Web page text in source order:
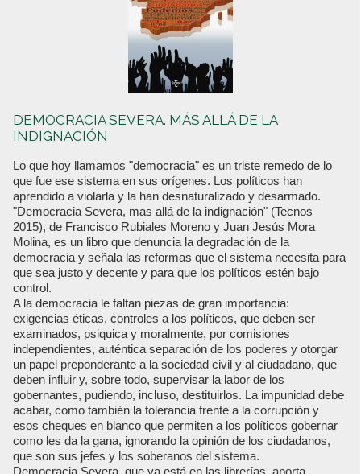
DEMOCRACIA SEVERA. MÁS ALLÁ DE LA
INDIGNACIÓN
Lo que hoy llamamos "democracia" es un triste remedo de lo
que fue ese sistema en sus orígenes. Los políticos han
aprendido a violarla y la han desnaturalizado y desarmado.
"Democracia Severa, mas allá de la indignación" (Tecnos
2015), de Francisco Rubiales Moreno y Juan Jesús Mora
Molina, es un libro que denuncia la degradación de la
democracia y señala las reformas que el sistema necesita para
que sea justo y decente y para que los políticos estén bajo
control.
A la democracia le faltan piezas de gran importancia:
exigencias éticas, controles a los políticos, que deben ser
examinados, psiquica y moralmente, por comisiones
independientes, auténtica separación de los poderes y otorgar
un papel preponderante a la sociedad civil y al ciudadano, que
deben influir y, sobre todo, supervisar la labor de los
gobernantes, pudiendo, incluso, destituirlos. La impunidad debe
acabar, como también la tolerancia frente a la corrupción y
esos cheques en blanco que permiten a los políticos gobernar
como les da la gana, ignorando la opinión de los ciudadanos,
que son sus jefes y los soberanos del sistema.